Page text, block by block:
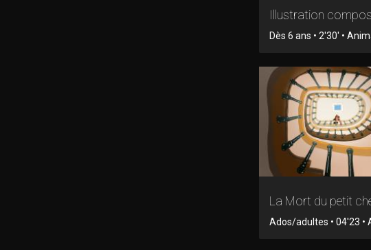
Illustration
Dès 6 ans • 2'30' •
La Mort du petit
Ados/adultes • 04'23 •